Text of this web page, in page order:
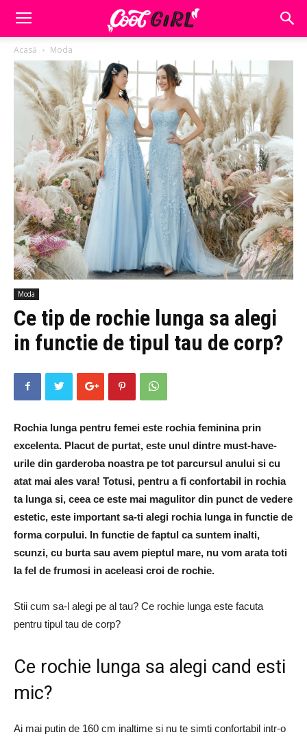
Acasă Moda
Moda
Ce tip de rochie lunga sa alegi
in functie de tipul tau de corp?
Rochia lunga pentru femei este rochia feminina prin
excelenta. Placut de purtat, este unul dintre must-have-
urile din garderoba noastra pe tot parcursul anului si cu
atat mai ales vara! Totusi, pentru a fi confortabil in rochia
ta lunga si, ceea ce este mai magulitor din punct de vedere
estetic, este important sa-ti alegi rochia lunga in functie de
forma corpului. In functie de faptul ca suntem inalti,
scunzi, cu burta sau avem pieptul mare, nu vom arata toti
la fel de frumosi in aceleasi croi de rochie.
Stii cum sa-l alegi pe al tau? Ce rochie lunga este facuta
pentru tipul tau de corp?
Ce rochie lunga sa alegi cand esti
mic?
Ai mai putin de 160 cm inaltime si nu te simti confortabil intr-o